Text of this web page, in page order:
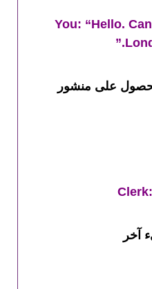
You: “Hello.
على منشور
آخر